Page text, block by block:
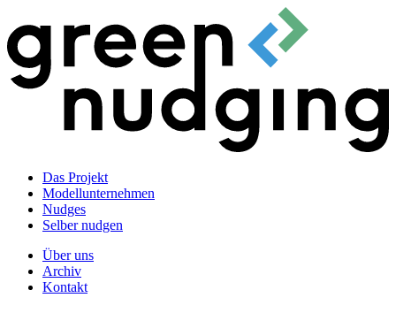
Das Projekt
Modellunternehmen
Nudges
Selber nudgen
Über uns
Archiv
Kontakt